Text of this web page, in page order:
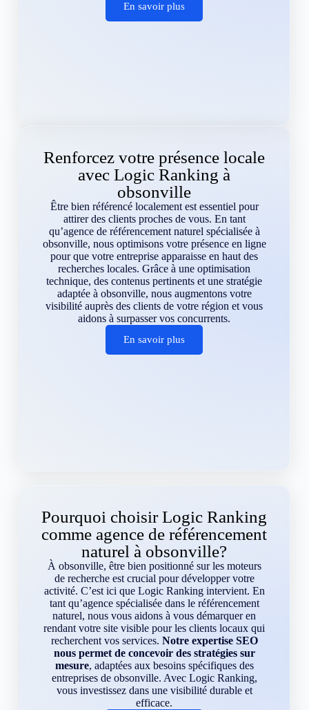
En savoir plus
Renforcez votre présence locale
avec Logic Ranking à
obsonville
Être bien référencé localement est essentiel pour
attirer des clients proches de vous. En tant
qu’agence de référencement naturel spécialisée à
obsonville, nous optimisons votre présence en ligne
pour que votre entreprise apparaisse en haut des
recherches locales. Grâce à une optimisation
technique, des contenus pertinents et une stratégie
adaptée à obsonville, nous augmentons votre
visibilité auprès des clients de votre région et vous
aidons à surpasser vos concurrents.
En savoir plus
Pourquoi choisir Logic Ranking
comme agence de référencement
naturel à obsonville?
À obsonville, être bien positionné sur les moteurs
de recherche est crucial pour développer votre
activité. C’est ici que Logic Ranking intervient. En
tant qu’agence spécialisée dans le référencement
naturel, nous vous aidons à vous démarquer en
rendant votre site visible pour les clients locaux qui
recherchent vos services. Notre expertise SEO
nous permet de concevoir des stratégies sur
mesure, adaptées aux besoins spécifiques des
entreprises de obsonville. Avec Logic Ranking,
vous investissez dans une visibilité durable et
efficace.